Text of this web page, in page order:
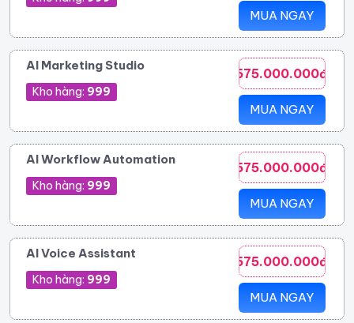
MUA NGAY
AI Marketing Studio
Kho hàng: 999
575.000.000đ
MUA NGAY
AI Workflow Automation
Kho hàng: 999
575.000.000đ
MUA NGAY
AI Voice Assistant
Kho hàng: 999
575.000.000đ
MUA NGAY